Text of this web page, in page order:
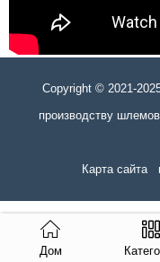
Copyright © 2021-
производству
Карта сайта
Дом